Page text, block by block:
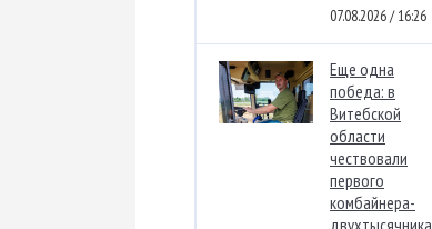
07.08.2026 / 16:26
Еще одна
победа: в
Витебской
области
чествовали
первого
комбайнера-
двухтысячника